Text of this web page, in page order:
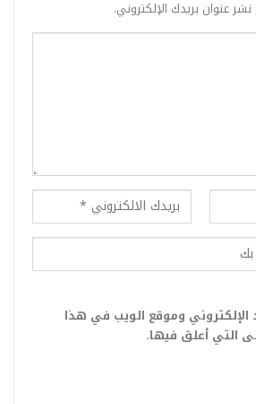
عنوان بريدك الإلكتروني.
وموقع الويب في هذا
التي أعلق فيها.